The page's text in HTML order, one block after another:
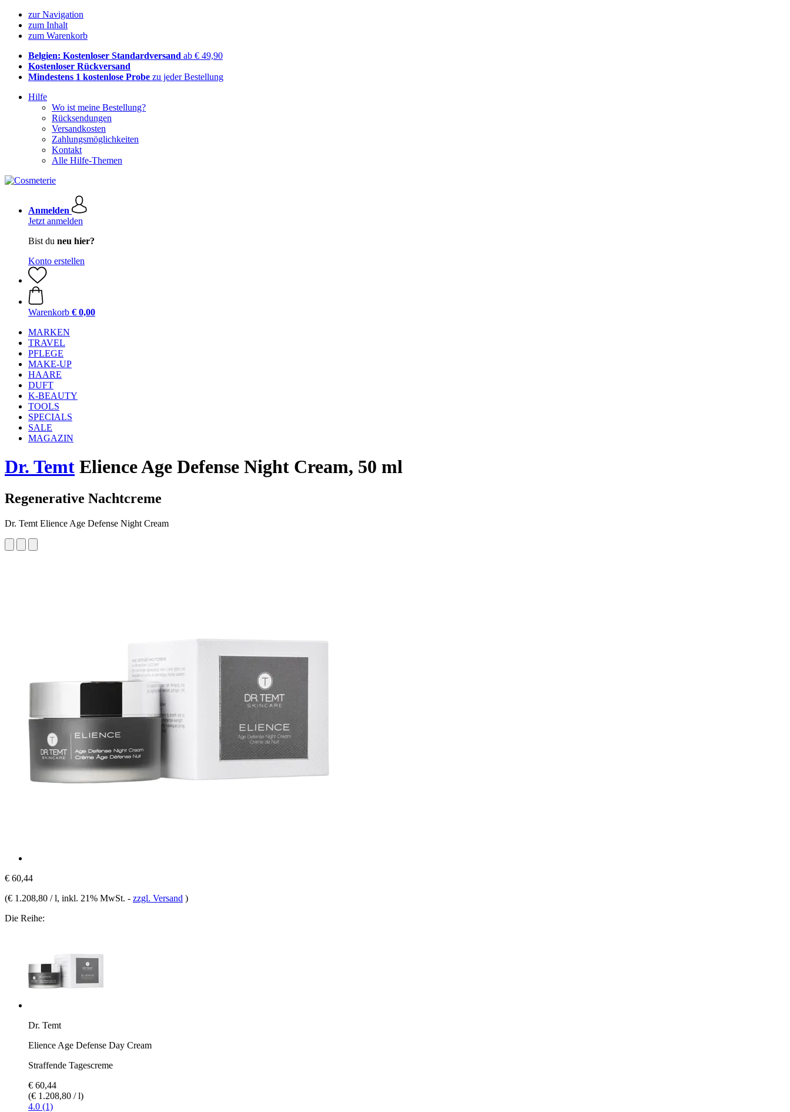
zur Navigation
zum Inhalt
zum Warenkorb
Belgien: Kostenloser Standardversand ab € 49,90
Kostenloser Rückversand
Mindestens 1 kostenlose Probe zu jeder Bestellung
Hilfe
Wo ist meine Bestellung?
Rücksendungen
Versandkosten
Zahlungsmöglichkeiten
Kontakt
Alle Hilfe-Themen
Anmelden
Jetzt anmelden
Bist du neu hier?
Konto erstellen
Warenkorb € 0,00
MARKEN
TRAVEL
PFLEGE
MAKE-UP
HAARE
DUFT
K-BEAUTY
TOOLS
SPECIALS
SALE
MAGAZIN
Dr. Temt Elience Age Defense Night Cream, 50 ml
Regenerative Nachtcreme
Dr. Temt Elience Age Defense Night Cream
€ 60,44
(€ 1.208,80 / l, inkl. 21% MwSt. - zzgl. Versand )
Die Reihe:
Dr. Temt
Elience Age Defense Day Cream
Straffende Tagescreme
€ 60,44
(€ 1.208,80 / l)
4.0 (1)